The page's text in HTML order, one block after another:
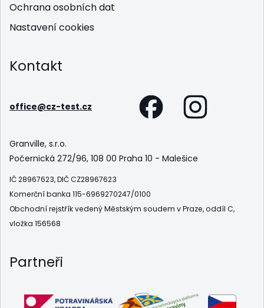
Ochrana osobních dat
Nastavení cookies
Kontakt
office@cz-test.cz
Granville, s.r.o.
Počernická 272/96, 108 00 Praha 10 - Malešice
IČ 28967623, DIČ CZ28967623
Komerční banka 115-6969270247/0100
Obchodní rejstřík vedený Městským soudem v Praze, oddíl C,
vložka 156568
Partneři